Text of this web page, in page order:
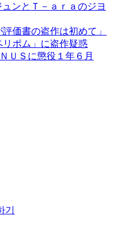
ュンとＴ－ａｒａのジヨ
価書の盗作は初めて」
ポム」に盗作疑惑
ＵＳに懲役１年６月
기